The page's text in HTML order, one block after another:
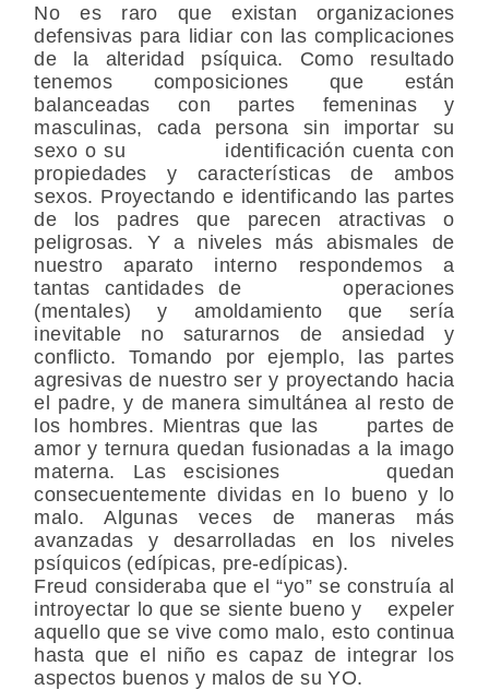
No es raro que existan organizaciones
defensivas para lidiar con las complicaciones
de la alteridad psíquica. Como resultado
tenemos composiciones que están
balanceadas con partes femeninas y
masculinas, cada persona sin importar su
sexo o su identificación cuenta con
propiedades y características de ambos
sexos. Proyectando e identificando las partes
de los padres que parecen atractivas o
peligrosas. Y a niveles más abismales de
nuestro aparato interno respondemos a
tantas cantidades de operaciones
(mentales) y amoldamiento que sería
inevitable no saturarnos de ansiedad y
conflicto. Tomando por ejemplo, las partes
agresivas de nuestro ser y proyectando hacia
el padre, y de manera simultánea al resto de
los hombres. Mientras que las partes de
amor y ternura quedan fusionadas a la imago
materna. Las escisiones quedan
consecuentemente dividas en lo bueno y lo
malo. Algunas veces de maneras más
avanzadas y desarrolladas en los niveles
psíquicos (edípicas, pre-edípicas).
Freud consideraba que el “yo” se construía al
introyectar lo que se siente bueno y expeler
aquello que se vive como malo, esto continua
hasta que el niño es capaz de integrar los
aspectos buenos y malos de su YO.